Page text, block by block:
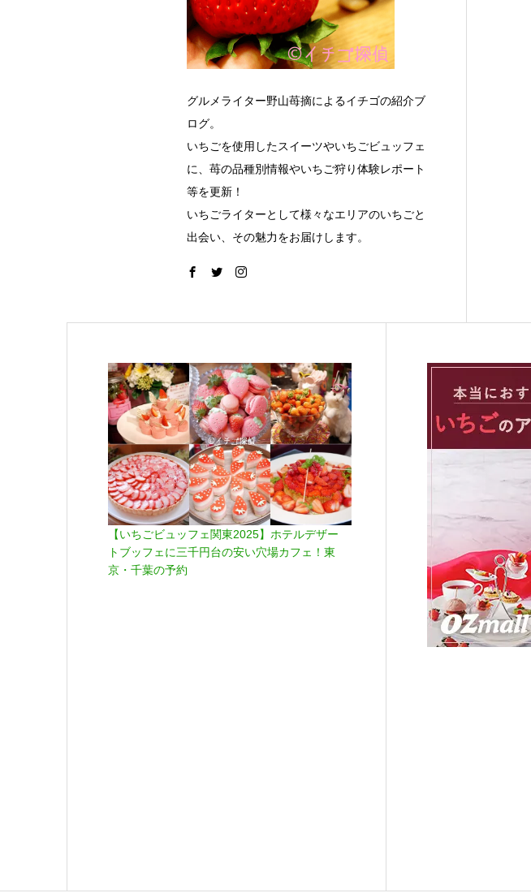
グルメライター野山苺摘によるイチゴの紹介ブ
ログ。
いちごを使用したスイーツやいちごビュッフェ
に、苺の品種別情報やいちご狩り体験レポート
等を更新！
いちごライターとして様々なエリアのいちごと
出会い、その魅力をお届けします。
【いちごビュッフェ関東2025】ホテルデザー
トブッフェに三千円台の安い穴場カフェ！東
京・千葉の予約